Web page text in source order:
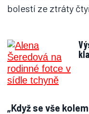
bolestí ze ztráty
„Když se vše